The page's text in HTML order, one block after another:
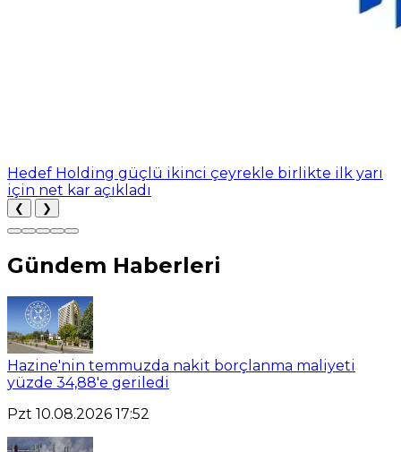
Hedef Holding güçlü ikinci çeyrekle birlikte ilk yarı
için net kar açıkladı
❮ ❯
Gündem Haberleri
Hazine'nin temmuzda nakit borçlanma maliyeti
yüzde 34,88'e geriledi
Pzt 10.08.2026 17:52